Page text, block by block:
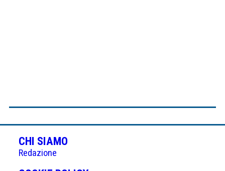
CHI SIAMO
Redazione